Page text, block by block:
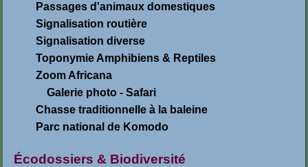
Passages d'animaux domestiques
Signalisation routière
Signalisation diverse
Toponymie Amphibiens & Reptiles
Zoom Africana
Galerie photo - Safari
Chasse traditionnelle à la baleine
Parc national de Komodo
Écodossiers & Biodiversité